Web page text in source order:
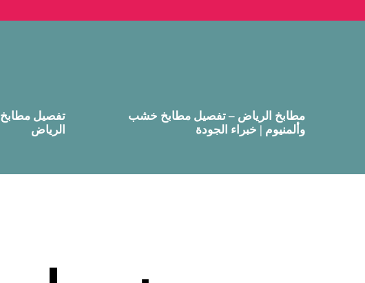
مطابخ الرياض – تفصيل مطابخ خشب
وألمنيوم | خبراء الجودة
تفصيل مطابخ
الرياض